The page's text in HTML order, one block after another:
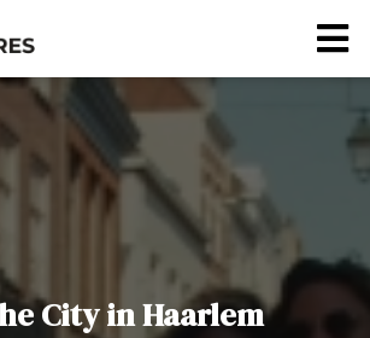
City in Haarlem